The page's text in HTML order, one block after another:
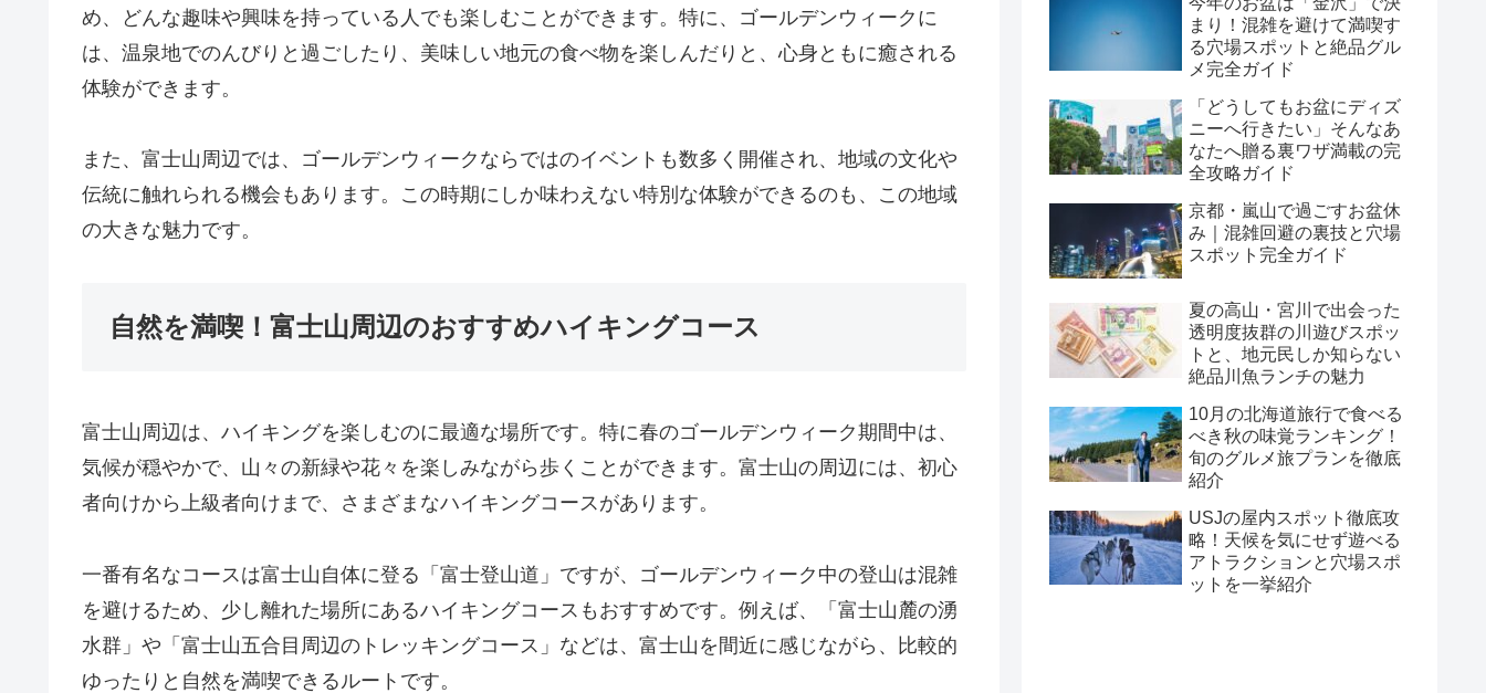
め、どんな趣味や興味を持っている人でも楽しむことができます。特に、ゴールデンウィークに
は、温泉地でのんびりと過ごしたり、美味しい地元の食べ物を楽しんだりと、心身ともに癒される
体験ができます。
また、富士山周辺では、ゴールデンウィークならではのイベントも数多く開催され、地域の文化や
伝統に触れられる機会もあります。この時期にしか味わえない特別な体験ができるのも、この地域
の大きな魅力です。
自然を満喫！富士山周辺のおすすめハイキングコース
富士山周辺は、ハイキングを楽しむのに最適な場所です。特に春のゴールデンウィーク期間中は、
気候が穏やかで、山々の新緑や花々を楽しみながら歩くことができます。富士山の周辺には、初心
者向けから上級者向けまで、さまざまなハイキングコースがあります。
一番有名なコースは富士山自体に登る「富士登山道」ですが、ゴールデンウィーク中の登山は混雑
を避けるため、少し離れた場所にあるハイキングコースもおすすめです。例えば、「富士山麓の湧
水群」や「富士山五合目周辺のトレッキングコース」などは、富士山を間近に感じながら、比較的
ゆったりと自然を満喫できるルートです。
まり！混雑を避けて満喫す
る穴場スポットと絶品グル
メ完全ガイド
「どうしてもお盆にディズ
ニーへ行きたい」そんなあ
なたへ贈る裏ワザ満載の完
全攻略ガイド
京都・嵐山で過ごすお盆休
み｜混雑回避の裏技と穴場
スポット完全ガイド
夏の高山・宮川で出会った
透明度抜群の川遊びスポッ
トと、地元民しか知らない
絶品川魚ランチの魅力
10月の北海道旅行で食べる
べき秋の味覚ランキング！
旬のグルメ旅プランを徹底
紹介
USJの屋内スポット徹底攻
略！天候を気にせず遊べる
アトラクションと穴場スポ
ットを一挙紹介